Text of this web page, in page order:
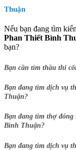
Thuận
Nếu bạn đang tìm
Phan Thiết Bình
bạn?
Bạn cần tìm thầu thi
Bạn đang tìm dịch vụ
Thuận?
Bạn đang tìm thợ
Bình Thuận?
Bạn đang tìm dịch vụ